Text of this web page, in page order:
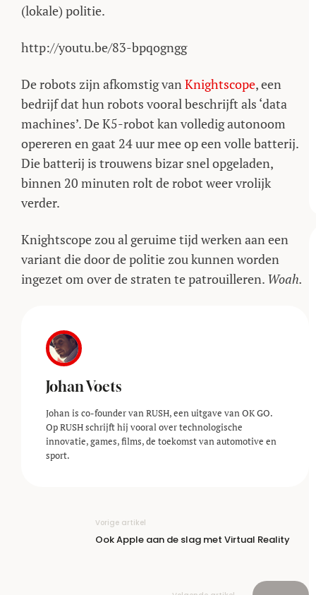
(lokale) politie.
http://youtu.be/83-bpqogngg
De robots zijn afkomstig vanKnightscope, een
bedrijf dat hun robots vooral beschrijft als ‘data
machines’. De K5-robot kan volledig autonoom
opereren en gaat 24 uur mee op een volle batterij.
Die batterij is trouwens bizar snel opgeladen,
binnen 20 minuten rolt de robot weer vrolijk
verder.
Knightscope zou al geruime tijd werken aan een
variant die door de politie zou kunnen worden
ingezet om over de straten te patrouilleren. Woah.
Johan Voets
Johan is co-founder van RUSH, een uitgave van OK GO.
Op RUSH schrijft hij vooral over technologische
innovatie, games, films, de toekomst van automotive en
sport.
Vorige artikel
Ook Apple aan de slag met Virtual Reality